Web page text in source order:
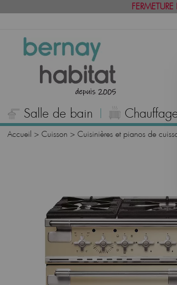
Salle de bain
Accueil > Cuisson > Cuisinières et pianos de